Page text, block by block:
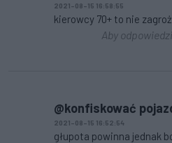
2021-08-15 16:58:55
kierowcy 70+ to nie
Aby
@konfiskować
2021-08-15 16:52:54
głupota powinna jednak